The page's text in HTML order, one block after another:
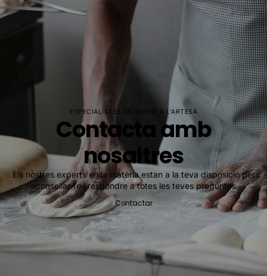
ESPECIALISTES EN SERVEI A L'ARTESÀ
Contacta amb
nosaltres
Els nostres experts en la matèria estan a la teva disposició per
aconsellar-te i respondre a totes les teves preguntes
Contactar